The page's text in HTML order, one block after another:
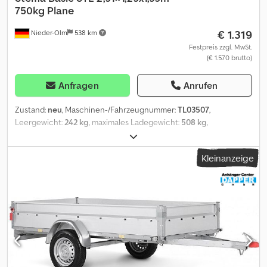
Nieder-Olm 538 km
750kg Plane
€ 1.319
Festpreis zzgl. MwSt.
(€ 1.570 brutto)
Anfragen Anrufen
Zustand: neu, Maschinen-/Fahrzeugnummer:TL03507,
Leergewicht: 242 kg , maximales Ladegewicht: 508 kg
, Achsen-Konfiguration:
Laderaumlänge:2.510 mm, Laderaumbreite:1.250 mm,
, Plane und Spriegel (unmontiert) -
robustes verschraubtes Planengestell - Plane hinten zu öffnen
- 1,35 m Innenhöhe - Planenstoff 650g/m² - Montage gegen
Aufpreis möglich Bordwand, Reling und Co. - klapp- und
abnehmbare Rückwand - mit langlebigem und hochwertigem
Korrosionsschutz - Bordwände aus Stahlblech mit Galvalume
(Aluminium-Zink-Beschichtung), einwandig - STEMA-
Sicherheitsverschluss mit rotem Soft-Griff - feste Vorderwand -
35 cm hoch Einhängemöglichkeit für Planen und Netze -
Kleinanzeige